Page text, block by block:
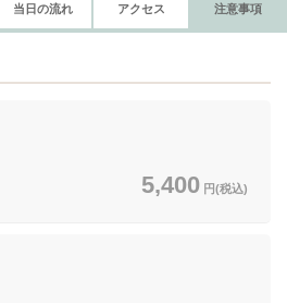
当日の流れ アクセス 注意事項
5,400 円(税込)